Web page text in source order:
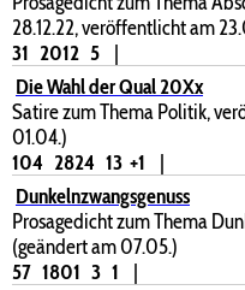
28.12.22, veröffentlicht am
31 2012 5
|
Die Wahl der Qual 20Xx
Satire zum Thema Politik,
01.04.)
104 2824 13 +1
|
Dunkelnzwangsgenuss
Prosagedicht zum Thema
(geändert am 07.05.)
57 1801 3 1
|